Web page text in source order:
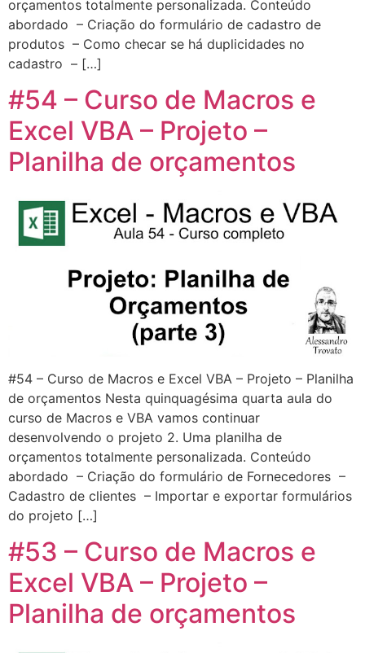
orçamentos totalmente personalizada. Conteúdo
abordado – Criação do formulário de cadastro de
produtos – Como checar se há duplicidades no
cadastro – […]
#54 – Curso de Macros e
Excel VBA – Projeto –
Planilha de orçamentos
#54 – Curso de Macros e Excel VBA – Projeto – Planilha
de orçamentos Nesta quinquagésima quarta aula do
curso de Macros e VBA vamos continuar
desenvolvendo o projeto 2. Uma planilha de
orçamentos totalmente personalizada. Conteúdo
abordado – Criação do formulário de Fornecedores –
Cadastro de clientes – Importar e exportar formulários
do projeto […]
#53 – Curso de Macros e
Excel VBA – Projeto –
Planilha de orçamentos